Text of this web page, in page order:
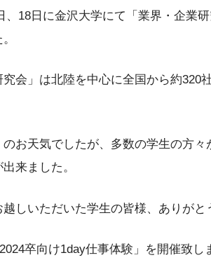
、18日に金沢大学にて「業界・企業
究会」は北陸を中心に全国から約
お天気でしたが、多数の学生の方
来ました。
しいただいた学生の皆様、ありがと
卒向け1day仕事体験」を開催致し